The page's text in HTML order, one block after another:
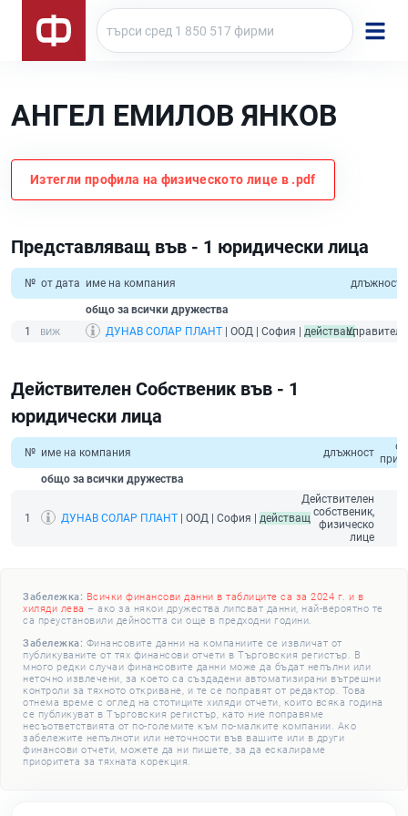
АНГЕЛ ЕМИЛОВ ЯНКОВ
Изтегли профила на физическото лице в .pdf
Представляващ във - 1 юридически лица
№ от дата име на компания длъжност
общо за всички дружества
1
ДУНАВ СОЛАР ПЛАНТ | ООД | София | действащУправител
Действителен Собственик във - 1
юридически лица
№ име на компания длъжност
общо за всички дружества
1 ДУНАВ СОЛАР ПЛАНТ | ООД | София | действащ
Действителен
собственик,
физическо
лице
Забележка: Всички финансови данни в таблиците са за 2024 г. и в
хиляди лева – ако за някои дружества липсват данни, най-вероятно те
са преустановили дейността си още в предходни години.
Забележка: Финансовите данни на компаниите се извличат от
публикуваните от тях финансови отчети в Търговския регистър. В
много редки случаи финансовите данни може да бъдат непълни или
неточно извлечени, за което са създадени автоматизирани вътрешни
контроли за тяхното откриване, и те се поправят от редактор. Това
отнема време с оглед на стотиците хиляди отчети, които всяка година
се публикуват в Търговския регистър, като ние поправяме
несъответствията от по-големите към по-малките компании. Ако
забележите непълноти или неточности във вашите или в други
финансови отчети, можете да ни пишете, за да ескалираме
приоритета за тяхната корекция.